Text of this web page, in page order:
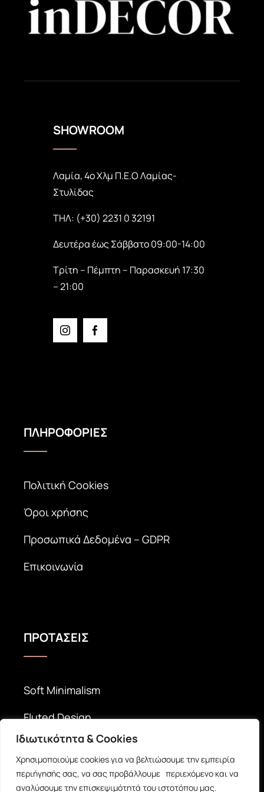
Ιδιωτικότητα & Cookies
Χρησιμοποιούμε cookies για να βελτιώσουμε την εμπειρία
περιήγησής σας, να σας προβάλλουμε περιεχόμενο και να
αναλύσουμε την επισκεψιμότητά του ιστοτόπου μας.
SHOWROOM
Λαμία, 4ο Χλμ Π.Ε.Ο Λαμίας-
Στυλίδας
ΤΗΛ: (+30) 2231 0 32191
Δευτέρα έως Σάββατο 09:00-14:00
Τρίτη – Πέμπτη – Παρασκευή 17:30
– 21:00
ΠΛΗΡΟΦΟΡΙΕΣ
Πολιτική Cookies
Όροι χρήσης
Προσωπικά Δεδομένα – GDPR
Επικοινωνία
ΠΡΟΤΑΣΕΙΣ
Soft Minimalism
Fluted Design
Timeless Elegance